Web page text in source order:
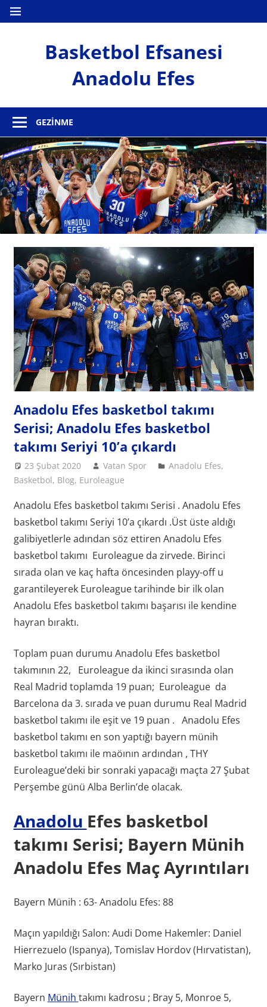
İçeriğe
geç MENÜ
Basketbol Efsanesi
Anadolu Efes
Efes
Sitesi
GEZINME
Anadolu Efes basketbol takımı
Serisi; Anadolu Efes basketbol
takımı Seriyi 10’a çıkardı
23 Şubat 2020 Vatan Spor Anadolu Efes,
Basketbol, Blog, Euroleague
Anadolu Efes basketbol takımı Serisi . Anadolu Efes
basketbol takımı Seriyi 10’a çıkardı .Üst üste aldığı
galibiyetlerle adından söz ettiren Anadolu Efes
basketbol takımı Euroleague da zirvede. Birinci
sırada olan ve kaç hafta öncesinden playy-off u
garantileyerek Euroleague tarihinde bir ilk olan
Anadolu Efes basketbol takımı başarısı ile kendine
hayran bıraktı.
Toplam puan durumu Anadolu Efes basketbol
takımının 22, Euroleague da ikinci sırasında olan
Real Madrid toplamda 19 puan; Euroleague da
Barcelona da 3. sırada ve puan durumu Real Madrid
basketbol takımı ile eşit ve 19 puan . Anadolu Efes
basketbol takımı en son yaptığı bayern münih
basketbol takımı ile maöının ardından , THY
Euroleague’deki bir sonraki yapacağı maçta 27 Şubat
Perşembe günü Alba Berlin’de olacak.
Anadolu Efes basketbol
takımı Serisi; Bayern Münih
Anadolu Efes Maç Ayrıntıları
Bayern Münih : 63- Anadolu Efes: 88
Maçın yapıldığı Salon: Audi Dome Hakemler: Daniel
Hierrezuelo (Ispanya), Tomislav Hordov (Hırvatistan),
Marko Juras (Sırbistan)
Bayern Münih takımı kadrosu ; Bray 5, Monroe 5,